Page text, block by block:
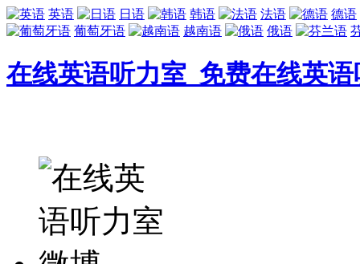
英语 日语 韩语 法语
德语
葡萄牙语
越南语 俄语
在线英语听力室_免费在线英